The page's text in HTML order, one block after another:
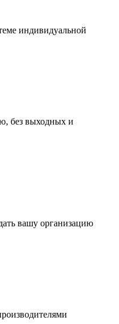
индивидуальной
без выходных и
вашу организацию